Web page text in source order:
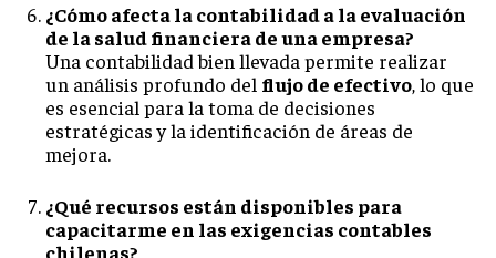
¿Cómo afecta la contabilidad a la evaluación
de la salud financiera de una empresa?
Una contabilidad bien llevada permite realizar
un análisis profundo del flujo de efectivo, lo que
es esencial para la toma de decisiones
estratégicas y la identificación de áreas de
mejora.
¿Qué recursos están disponibles para
capacitarme en las exigencias contables
chilenas?